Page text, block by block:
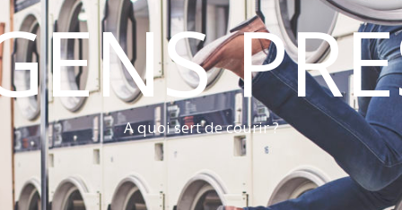
A quoi sert de courir ?